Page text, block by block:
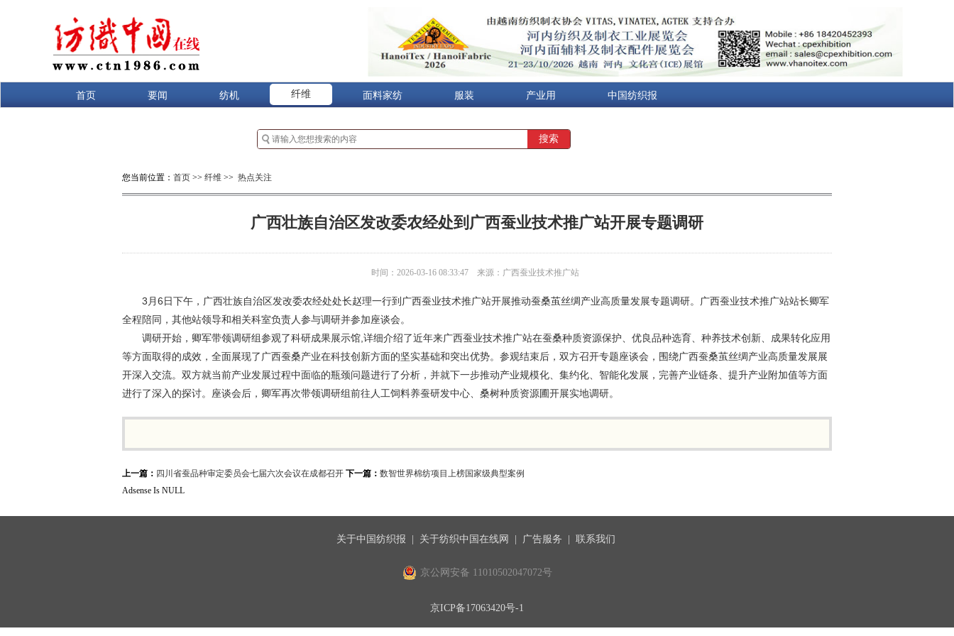
首页 要闻 纺机 纤维 面料家纺 服装 产业用 中国纺织报
您当前位置： 首页 >> 纤维 >> 热点关注
广西壮族自治区发改委农经处到广西蚕业技术推广站开展专题调研
时间：2026-03-16 08:33:47来源：广西蚕业技术推广站
3月6日下午， 广西壮族自治区发改委农经处处长赵理一行到广西蚕业技术推广站开展推动蚕桑茧丝绸产业高质量发展专题调研。广西蚕业技术推广站站长卿军
全程陪同，其他站领导和相关科室负责人参与调研并参加座谈会。
调研开始，卿军带领调研组参观了科研成果展示馆,详细介绍了近年来广西蚕业技术推广站在蚕桑种质资源保护、优良品种选育、种养技术创新、成果转化应用
等方面取得的成效，全面展现了广西蚕桑产业在科技创新方面的坚实基础和突出优势。参观结束后，双方召开专题座谈会，围绕广西蚕桑茧丝绸产业高质量发展展
开深入交流。双方就当前产业发展过程中面临的瓶颈问题进行了分析，并就下一步推动产业规模化、集约化、智能化发展，完善产业链条、提升产业附加值等方面
进行了深入的探讨。座谈会后，卿军再次带领调研组前往人工饲料养蚕研发中心、桑树种质资源圃开展实地调研。
上一篇： 四川省蚕品种审定委员会七届六次会议在成都召开 下一篇： 数智世界棉纺项目上榜国家级典型案例
Adsense Is NULL
关于中国纺织报 关于纺织中国在线网 广告服务 联系我们
京公网安备 11010502047072号
京ICP备17063420号-1